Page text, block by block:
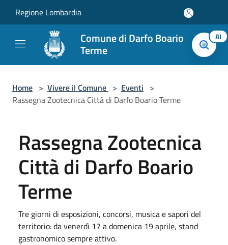
Regione Lombardia
Comune di Darfo Boario
Terme
AI
Home > Vivere il Comune > Eventi >
Rassegna Zootecnica Città di Darfo Boario Terme
Rassegna Zootecnica
Città di Darfo Boario
Terme
Tre giorni di esposizioni, concorsi, musica e sapori del
territorio: da venerdì 17 a domenica 19 aprile, stand
gastronomico sempre attivo.